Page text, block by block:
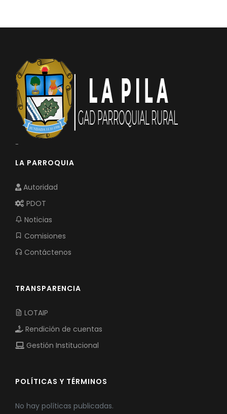
-
LA PARROQUIA
Autoridad
PDOT
Noticias
Comisiones
Contáctenos
TRANSPARENCIA
LOTAIP
Rendición de cuentas
Gestión Institucional
POLÍTICAS Y TÉRMINOS
No hay políticas publicadas.